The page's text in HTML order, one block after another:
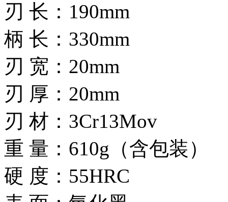
刃 长：190mm
柄 长：330mm
刃 宽：20mm
刃 厚：20mm
刃 材：3Cr13Mov
重 量：610g（含包装）
硬 度：55HRC